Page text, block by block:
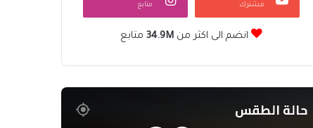
مشترك متابع
انضم الى اكثر من34.9M متابع
حالة الطقس